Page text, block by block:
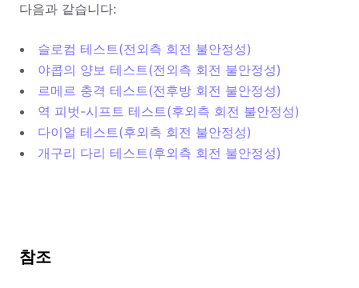
다음과 같습니다:
슬로컴 테스트(전외측 회전 불안정성)
야콥의 양보 테스트(전외측 회전 불안정성)
르메르 충격 테스트(전후방 회전 불안정성)
역 피벗-시프트 테스트(후외측 회전 불안정성)
다이얼 테스트(후외측 회전 불안정성)
개구리 다리 테스트(후외측 회전 불안정성)
참조